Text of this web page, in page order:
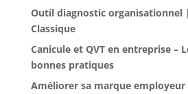
Outil diagnostic organisationnel
Classique
Canicule et QVT en entreprise –
bonnes pratiques
Améliorer sa marque employeur